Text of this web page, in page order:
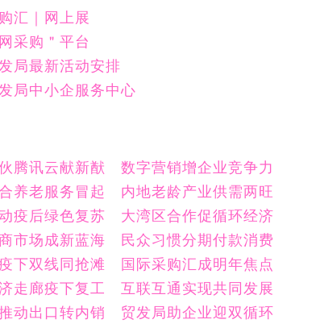
汇｜网上展
采购＂平台
局最新活动安排
局中小企服务中心
腾讯云献新猷 数字营销增企业竞争力
养老服务冒起 内地老龄产业供需两旺
疫后绿色复苏 大湾区合作促循环经济
市场成新蓝海 民众习惯分期付款消费
下双线同抢滩 国际采购汇成明年焦点
走廊疫下复工 互联互通实现共同发展
动出口转内销 贸发局助企业迎双循环